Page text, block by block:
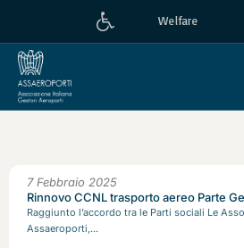
Welfare
7 Febbraio 2025
Rinnovo CCNL trasporto aereo Parte
Raggiunto l’accordo tra le Parti sociali Le
Assaeroporti,...